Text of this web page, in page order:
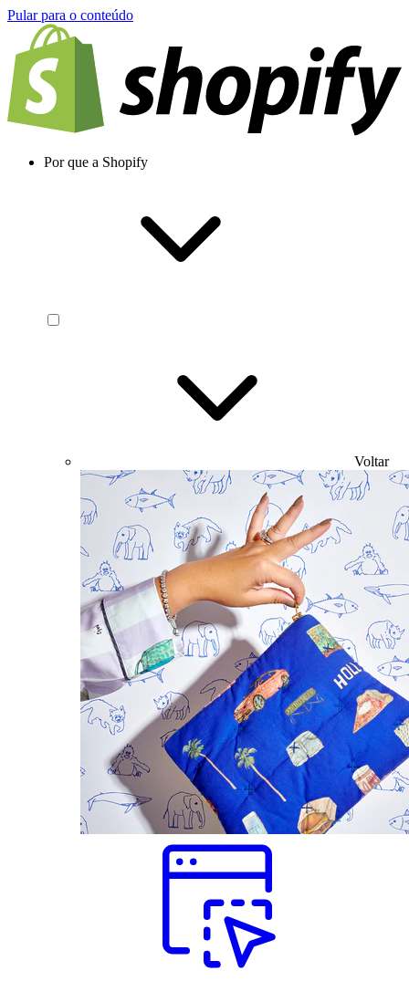
Pular para o conteúdo
Por que a Shopify
Voltar